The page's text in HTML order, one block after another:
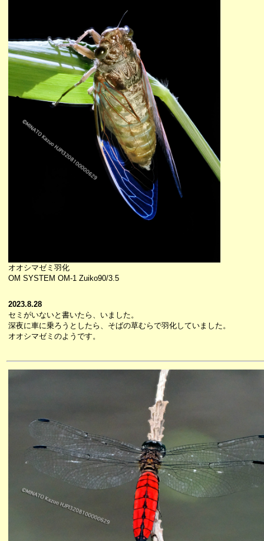
オオシマゼミ羽化
OM SYSTEM OM-1 Zuiko90/3.5
2023.8.28
セミがいないと書いたら、いました。
深夜に車に乗ろうとしたら、そばの草むらで羽化していました。
オオシマゼミのようです。